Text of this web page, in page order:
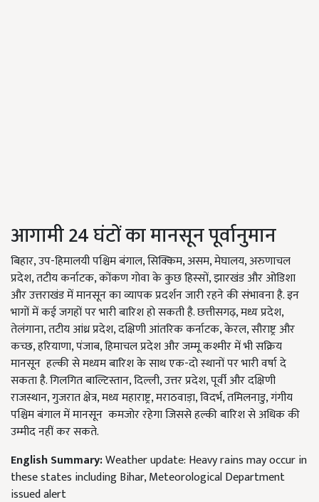
आगामी 24 घंटों का मानसून पूर्वानुमान
बिहार, उप-हिमालयी पश्चिम बंगाल, सिक्किम, असम, मेघालय, अरुणाचल
प्रदेश, तटीय कर्नाटक, कोंकण गोवा के कुछ हिस्सों, झारखंड और ओडिशा
और उत्तराखंड में मानसून का व्यापक प्रदर्शन जारी रहने की संभावना है. इन
भागों में कई जगहों पर भारी बारिश हो सकती है. छत्तीसगढ़, मध्य प्रदेश,
तेलंगाना, तटीय आंध्र प्रदेश, दक्षिणी आंतरिक कर्नाटक, केरल, सौराष्ट्र और
कच्छ, हरियाणा, पंजाब, हिमाचल प्रदेश और जम्मू कश्मीर में भी सक्रिय
मानसून हल्की से मध्यम बारिश के साथ एक-दो स्थानों पर भारी वर्षा दे
सकता है. गिलगित बाल्टिस्तान, दिल्ली, उत्तर प्रदेश, पूर्वी और दक्षिणी
राजस्थान, गुजरात क्षेत्र, मध्य महाराष्ट्र, मराठवाड़ा, विदर्भ, तमिलनाडु, गंगीय
पश्चिम बंगाल में मानसून कमजोर रहेगा जिससे हल्की बारिश से अधिक की
उम्मीद नहीं कर सकते.
English Summary:Weather update: Heavy rains may occur in
these states including Bihar, Meteorological Department
issued alert